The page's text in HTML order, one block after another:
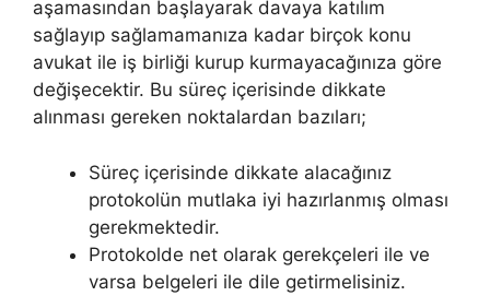
aşamasından başlayarak davaya katılım
sağlayıp sağlamamanıza kadar birçok konu
avukat ile iş birliği kurup kurmayacağınıza göre
değişecektir. Bu süreç içerisinde dikkate
alınması gereken noktalardan bazıları;
Süreç içerisinde dikkate alacağınız
protokolün mutlaka iyi hazırlanmış olması
gerekmektedir.
Protokolde net olarak gerekçeleri ile ve
varsa belgeleri ile dile getirmelisiniz.